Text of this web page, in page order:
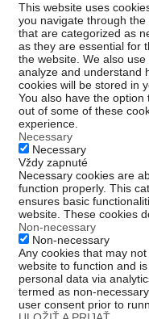
This website uses
you navigate through
that are categorized as
as they are essential for
the website. We also
analyze and understand
cookies will be stored in
You also have the
out of some of these
experience.
Necessary
Necessary
Vždy zapnuté
Necessary cookies are
function properly. This
ensures basic
website. These cookies
Non-necessary
Non-necessary
Any cookies that may
website to function and
personal data via
termed as non-
user consent prior to